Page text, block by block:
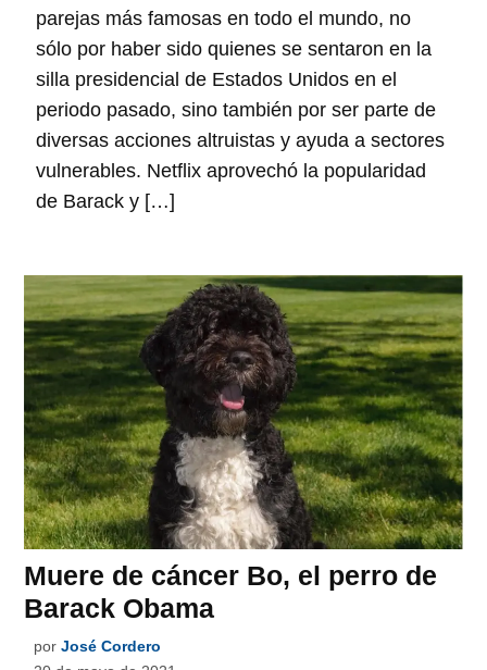
parejas más famosas en todo el mundo, no
sólo por haber sido quienes se sentaron en la
silla presidencial de Estados Unidos en el
periodo pasado, sino también por ser parte de
diversas acciones altruistas y ayuda a sectores
vulnerables. Netflix aprovechó la popularidad
de Barack y […]
Muere de cáncer Bo, el perro de
Barack Obama
por José Cordero